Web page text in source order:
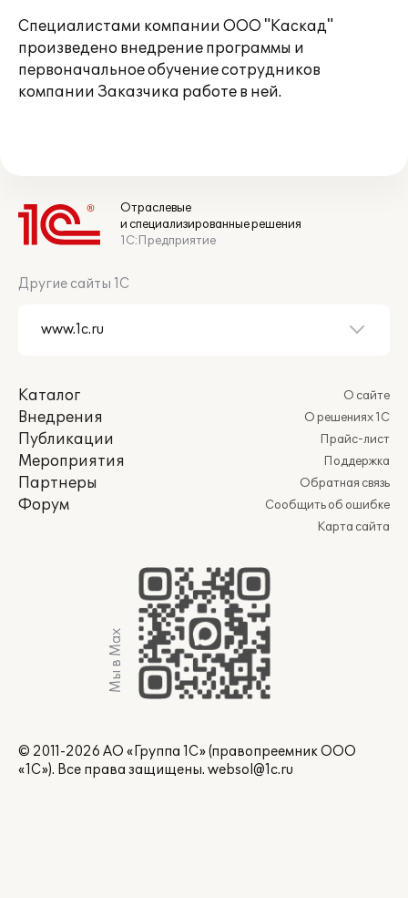
Специалистами компании ООО "Каскад"
произведено внедрение программы и
первоначальное обучение сотрудников
компании Заказчика работе в ней.
Отраслевые
и специализированные решения
1С:Предприятие
Другие сайты 1С
Каталог
Внедрения
Публикации
Мероприятия
Партнеры
Форум
О сайте
О решениях 1С
Прайс-лист
Поддержка
Обратная связь
Сообщить об ошибке
Карта сайта
Мы в Max
© 2011-2026 АО «Группа 1С» (правопреемник ООО
«1С»). Все права защищены. websol@1c.ru